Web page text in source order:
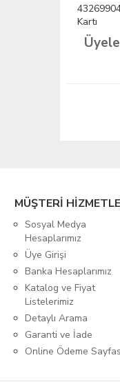
Kartı
MÜŞTERİ
Sosyal Medya
Hesaplarımız
Üye Girişi
Banka Hesaplarımız
Katalog ve Fiyat
Listelerimiz
Detaylı Arama
Garanti ve İade
Online Ödeme